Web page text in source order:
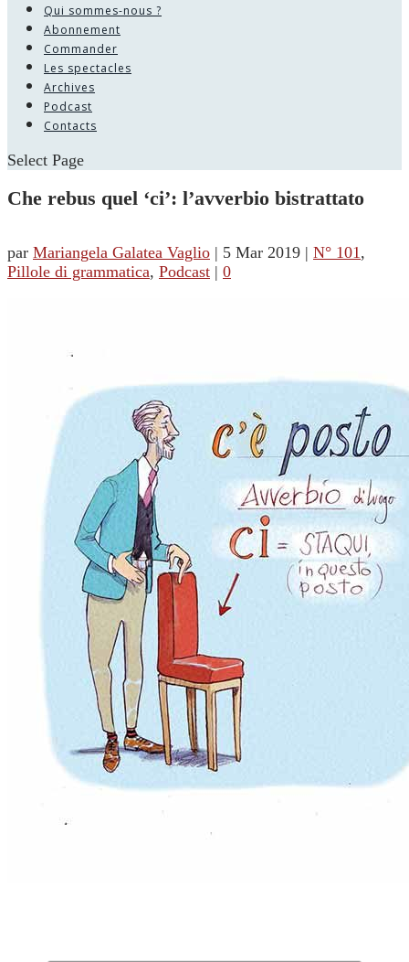
Qui sommes-nous ?
Abonnement
Commander
Les spectacles
Archives
Podcast
Contacts
Select Page
Che rebus quel ‘ci’: l’avverbio bistrattato
par Mariangela Galatea Vaglio | 5 Mar 2019 | N° 101,
Pillole di grammatica, Podcast | 0